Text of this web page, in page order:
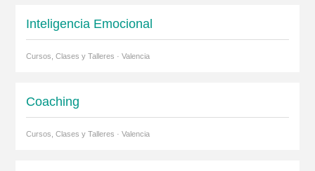
Inteligencia Emocional
Cursos, Clases y Talleres · Valencia
Coaching
Cursos, Clases y Talleres · Valencia